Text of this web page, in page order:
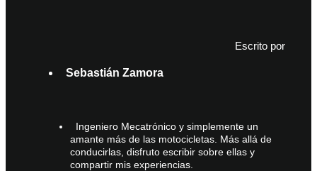
Escrito por
Sebastián Zamora
Ingeniero Mecatrónico y simplemente un
amante más de las motocicletas. Más allá de
conducirlas, disfruto escribir sobre ellas y
compartir mis experiencias.